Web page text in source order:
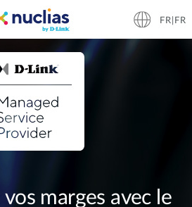
FR|FR
marges avec le